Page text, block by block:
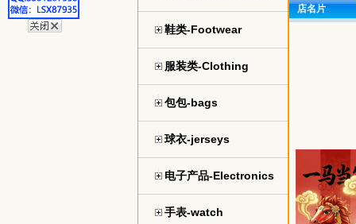
鞋类-Footwear
服装类-Clothing
包包-bags
球衣-jerseys
电子产品-Electronics
手表-watch
店名片